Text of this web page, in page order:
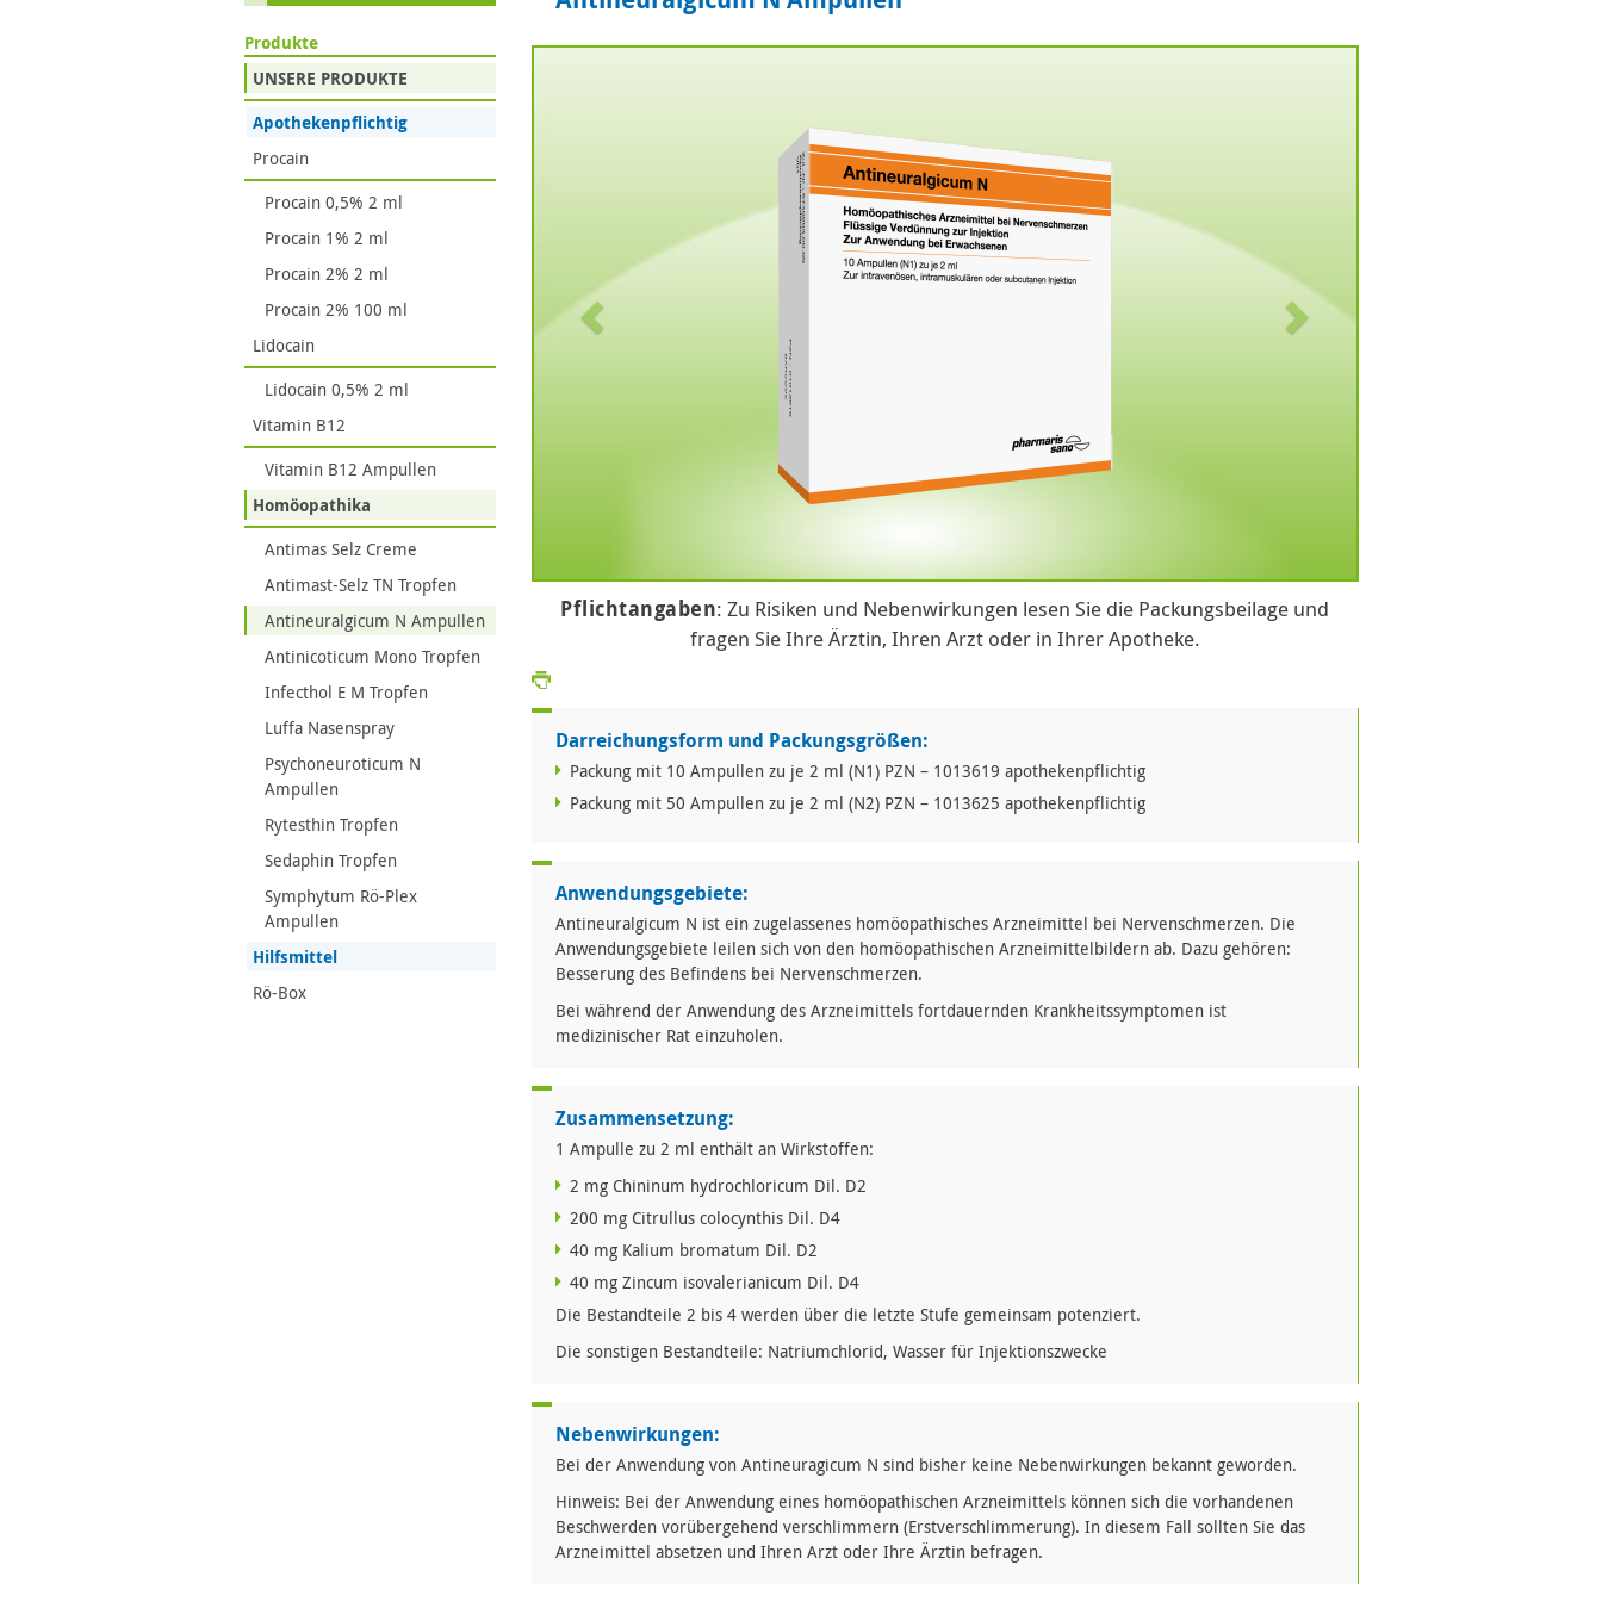
Pflichtangaben: Zu Risiken und Nebenwirkungen lesen Sie die Packungsbeilage und
fragen Sie Ihre Ärztin, Ihren Arzt oder in Ihrer Apotheke.
Darreichungsform und Packungsgrößen:
Packung mit 10 Ampullen zu je 2 ml (N1) PZN – 1013619 apothekenpflichtig
Packung mit 50 Ampullen zu je 2 ml (N2) PZN – 1013625 apothekenpflichtig
Anwendungsgebiete:
Antineuralgicum N ist ein zugelassenes homöopathisches Arzneimittel bei Nervenschmerzen. Die
Anwendungsgebiete leilen sich von den homöopathischen Arzneimittelbildern ab. Dazu gehören:
Besserung des Befindens bei Nervenschmerzen.
Bei während der Anwendung des Arzneimittels fortdauernden Krankheitssymptomen ist
medizinischer Rat einzuholen.
Zusammensetzung:
1 Ampulle zu 2 ml enthält an Wirkstoffen:
2 mg Chininum hydrochloricum Dil. D2
200 mg Citrullus colocynthis Dil. D4
40 mg Kalium bromatum Dil. D2
40 mg Zincum isovalerianicum Dil. D4
Die Bestandteile 2 bis 4 werden über die letzte Stufe gemeinsam potenziert.
Die sonstigen Bestandteile: Natriumchlorid, Wasser für Injektionszwecke
Nebenwirkungen:
Bei der Anwendung von Antineuragicum N sind bisher keine Nebenwirkungen bekannt geworden.
Hinweis: Bei der Anwendung eines homöopathischen Arzneimittels können sich die vorhandenen
Beschwerden vorübergehend verschlimmern (Erstverschlimmerung). In diesem Fall sollten Sie das
Arzneimittel absetzen und Ihren Arzt oder Ihre Ärztin befragen.
Produkte
UNSERE PRODUKTE
Apothekenpflichtig
Procain
Procain 0,5% 2 ml
Procain 1% 2 ml
Procain 2% 2 ml
Procain 2% 100 ml
Lidocain
Lidocain 0,5% 2 ml
Vitamin B12
Vitamin B12 Ampullen
Homöopathika
Antimas Selz Creme
Antimast-Selz TN Tropfen
Antineuralgicum N Ampullen
Antinicoticum Mono Tropfen
Infecthol E M Tropfen
Luffa Nasenspray
Psychoneuroticum N
Ampullen
Rytesthin Tropfen
Sedaphin Tropfen
Symphytum Rö-Plex
Ampullen
Hilfsmittel
Rö-Box